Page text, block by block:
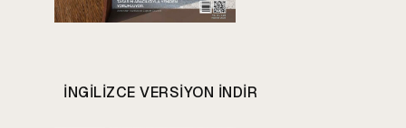
INGILIZCE VERSIYON INDIR